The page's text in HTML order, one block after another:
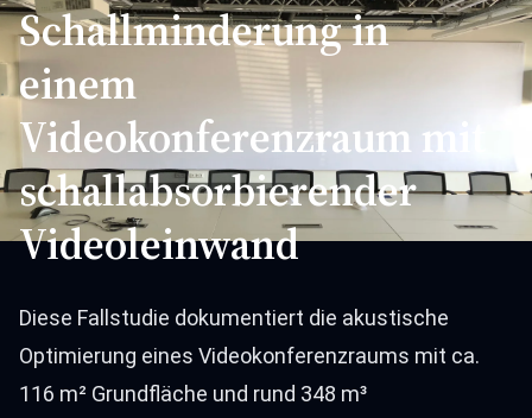
Schallminderung in
einem
Videokonferenzraum mit
schallabsorbierender
Videoleinwand
Diese Fallstudie dokumentiert die akustische
Optimierung eines Videokonferenzraums mit ca.
116 m² Grundfläche und rund 348 m³